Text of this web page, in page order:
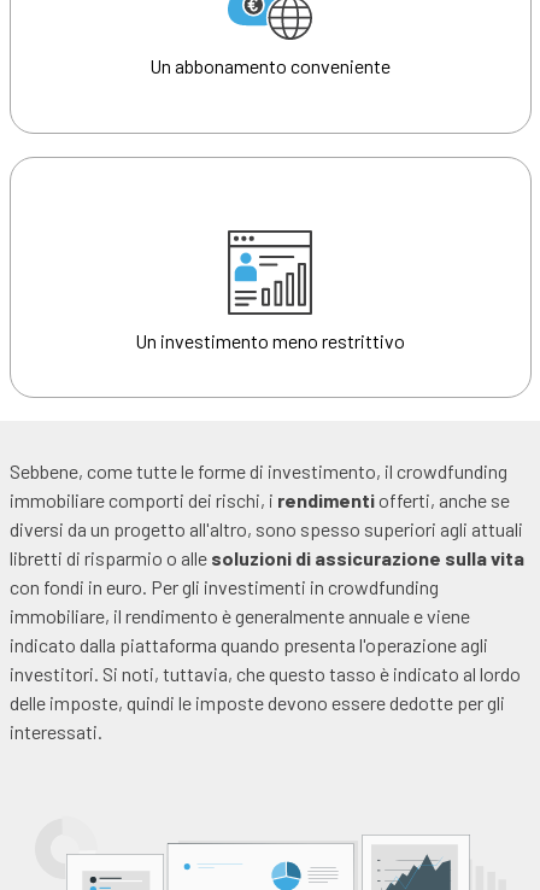
Un abbonamento conveniente
Un investimento meno restrittivo
Sebbene, come tutte le forme di investimento, il crowdfunding
immobiliare comporti dei rischi, i rendimentiofferti, anche se
diversi da un progetto all'altro, sono spesso superiori agli attuali
libretti di risparmio o alle soluzioni di assicurazione sulla vita
con fondi in euro. Per gli investimenti in crowdfunding
immobiliare, il rendimento è generalmente annuale e viene
indicato dalla piattaforma quando presenta l'operazione agli
investitori. Si noti, tuttavia, che questo tasso è indicato al lordo
delle imposte, quindi le imposte devono essere dedotte per gli
interessati.